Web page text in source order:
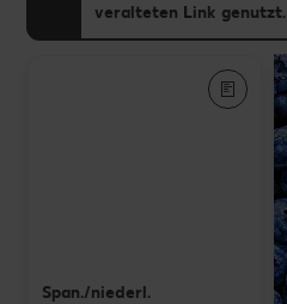
veralteten Link genutzt.
Span./niederl.